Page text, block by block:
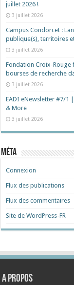
juillet 2026 !
3 juillet 2026
Campus Condorcet :
publique(s), territoires
3 juillet 2026
Fondation Croix-Rouge
bourses de recherche
3 juillet 2026
EADI eNewsletter #7/1
& More
3 juillet 2026
Méta
Connexion
Flux des publications
Flux des commentaires
Site de WordPress-FR
A propos